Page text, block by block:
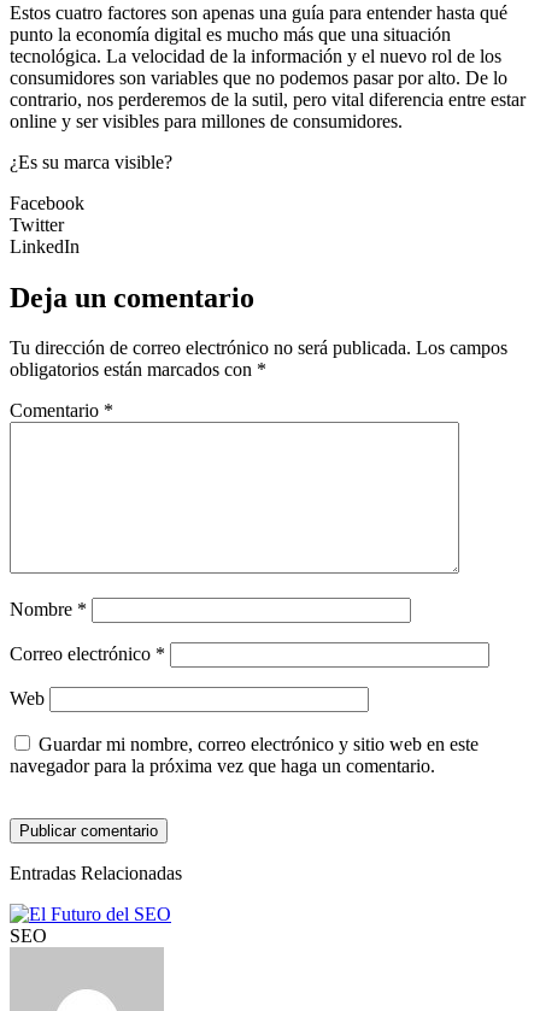
Estos cuatro factores son apenas una guía para entender hasta qué
punto la economía digital es mucho más que una situación
tecnológica. La velocidad de la información y el nuevo rol de los
consumidores son variables que no podemos pasar por alto. De lo
contrario, nos perderemos de la sutil, pero vital diferencia entre estar
online y ser visibles para millones de consumidores.
¿Es su marca visible?
Facebook
Twitter
LinkedIn
Deja un comentario
Tu dirección de correo electrónico no será publicada. Los campos
obligatorios están marcados con *
Comentario *
Nombre *
Correo electrónico *
Web
Guardar mi nombre, correo electrónico y sitio web en este
navegador para la próxima vez que haga un comentario.
Entradas Relacionadas
SEO